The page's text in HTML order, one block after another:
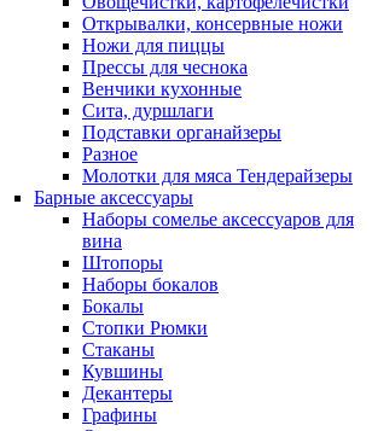
Открывалки, консервные ножи
Ножи для пиццы
Прессы для чеснока
Венчики кухонные
Сита, дуршлаги
Подставки органайзеры
Разное
Молотки для мяса Тендерайзеры
Барные аксессуары
Наборы сомелье аксессуаров для
вина
Штопоры
Наборы бокалов
Бокалы
Стопки Рюмки
Стаканы
Кувшины
Декантеры
Графины